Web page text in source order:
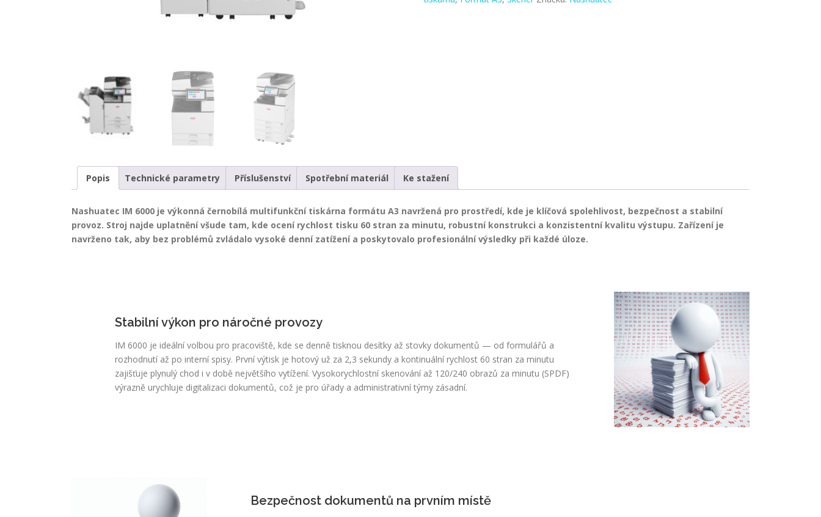
Popis Technické parametry Příslušenství Spotřební materiál Ke stažení
Nashuatec IM 6000 je výkonná černobílá multifunkční tiskárna formátu A3 navržená pro prostředí, kde je klíčová spolehlivost, bezpečnost a stabilní
provoz. Stroj najde uplatnění všude tam, kde ocení rychlost tisku 60 stran za minutu, robustní konstrukci a konzistentní kvalitu výstupu. Zařízení je
navrženo tak, aby bez problémů zvládalo vysoké denní zatížení a poskytovalo profesionální výsledky při každé úloze.
Stabilní výkon pro náročné provozy
IM 6000 je ideální volbou pro pracoviště, kde se denně tisknou desítky až stovky dokumentů — od formulářů a
rozhodnutí až po interní spisy. První výtisk je hotový už za 2,3 sekundy a kontinuální rychlost 60 stran za minutu
zajišťuje plynulý chod i v době největšího vytížení. Vysokorychlostní skenování až 120/240 obrazů za minutu (SPDF)
výrazně urychluje digitalizaci dokumentů, což je pro úřady a administrativní týmy zásadní.
Bezpečnost dokumentů na prvním místě